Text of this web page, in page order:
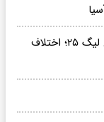
گزینه های سازمان لیگ برای برنامه پایانی لیگ ۲۵؛ اختلاف